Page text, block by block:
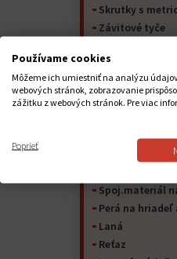
Skrutky s
Závitové tyče
Skrutky
Matice
Podložky
Poistný krúžok
Spoj.materiál
Perá na hriadeľ
Laná
Reťaz
Používame cookies
Môžeme ich umiestniť na analýzu
webových stránok, zobrazovanie
zážitku z webových stránok. Pre viac
Poprieť